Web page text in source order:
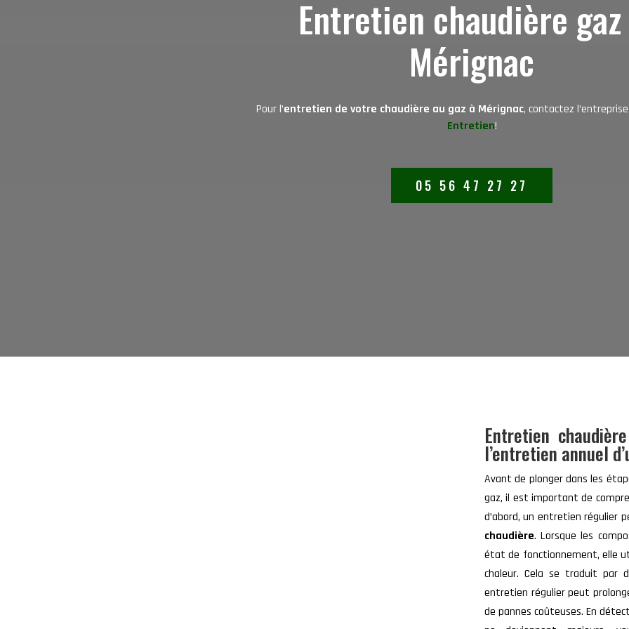
Entretien chaudière gaz
Mérignac
Pour l’entretien de votre chaudière au gaz à Mérignac, contactez l’entreprise
Entretien!
05 56 47 27 27
Entretien
l’entretien annuel
Avant de plonger dans les
gaz, il est important de
d’abord, un entretien régulier
chaudière. Lorsque les
état de fonctionnement, elle
chaleur. Cela se traduit par
entretien régulier peut
de pannes coûteuses. En